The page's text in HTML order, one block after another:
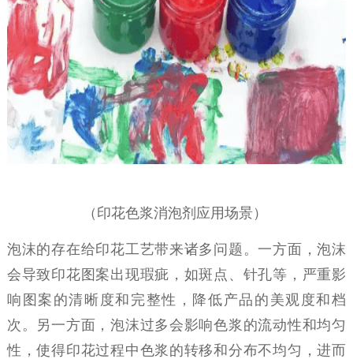
（ 印花色浆消泡剂应用场景）
泡沫的存在给印花工艺带来诸多问题。一方面，泡沫
会导致印花图案出现瑕疵，如斑点、针孔等，严重影
响图案的清晰度和完整性，降低产品的美观度和档
次。另一方面，泡沫过多会影响色浆的流动性和均匀
性，使得印花过程中色浆的转移和分布不均匀，进而